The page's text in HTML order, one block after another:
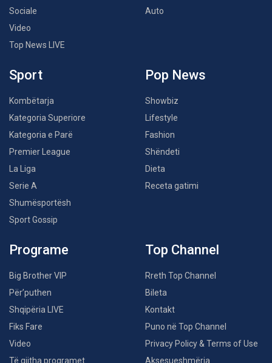
Sociale
Video
Top News LIVE
Auto
Sport
Kombëtarja
Kategoria Superiore
Kategoria e Parë
Premier League
La Liga
Serie A
Shumësportësh
Sport Gossip
Pop News
Showbiz
Lifestyle
Fashion
Shëndeti
Dieta
Receta gatimi
Programe
Big Brother VIP
Për’puthen
Shqipëria LIVE
Fiks Fare
Video
Të gjitha programet
Top Channel
Rreth Top Channel
Bileta
Kontakt
Puno në Top Channel
Privacy Policy & Terms of Use
Aksesueshmëria